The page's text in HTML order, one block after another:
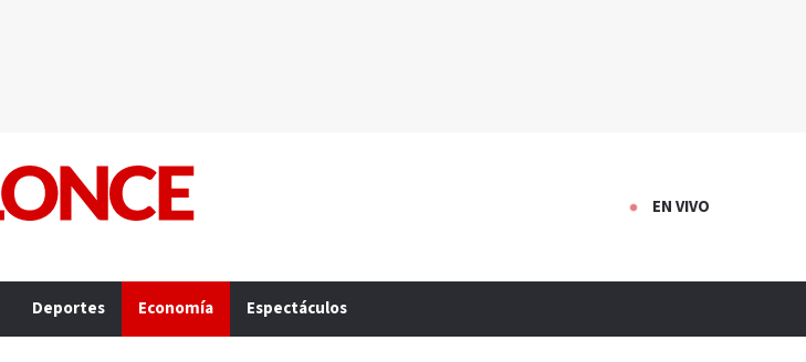
EN VIVO
Deportes Economía Espectáculos